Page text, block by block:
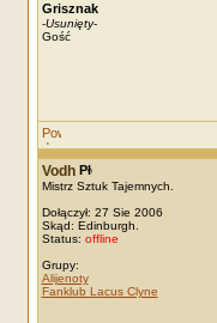
Grisznak
-Usunięty-
Gość
Vodh
Mistrz Sztuk Tajemnych.
Dołączył: 27 Sie 2006
Skąd: Edinburgh.
Status: offline
Grupy:
Alijenoty
Fanklub Lacus Clyne